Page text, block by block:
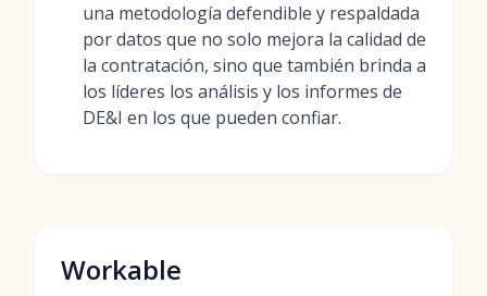
una metodología defendible y respaldada
por datos que no solo mejora la calidad de
la contratación, sino que también brinda a
los líderes los análisis y los informes de
DE&I en los que pueden confiar.
Workable